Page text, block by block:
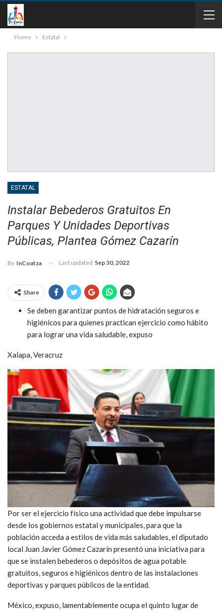
Home Estatal
ESTATAL
Instalar Bebederos Gratuitos En
Parques Y Unidades Deportivas
Públicas, Plantea Gómez Cazarín
By InCoatza Last updated Sep 30, 2022
Share
Se deben garantizar puntos de hidratación seguros e
higiénicos para quienes practican ejercicio como hábito
para lograr una vida saludable, expuso
Xalapa, Veracruz
Por ser el ejercicio físico una actividad que debe impulsarse
desde los gobiernos estatal y municipales, para que la
población acceda a estilos de vida más saludables, el diputado
local Juan Javier Gómez Cazarín presentó una iniciativa para
que se instalen bebederos o depósitos de agua potable
gratuitos, seguros e higiénicos dentro de las instalaciones
deportivas y parques públicos de la entidad.
México, expuso, lamentablemente ocupa el quinto lugar de